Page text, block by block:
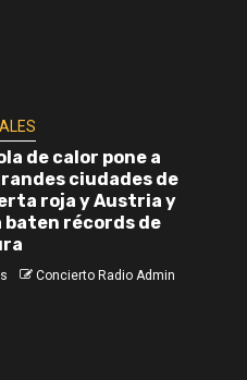
de calor pone a
ciudades de
roja y Austria y
baten récords de
Concierto Radio Admin